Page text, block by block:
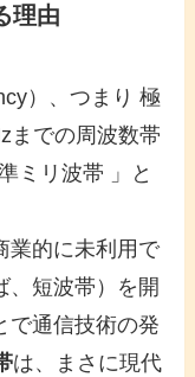
理由
）、つまり 極
までの周波数帯
ミリ波帯 」と
業的に未利用で
、短波帯）を開
で通信技術の発
は、まさに現代